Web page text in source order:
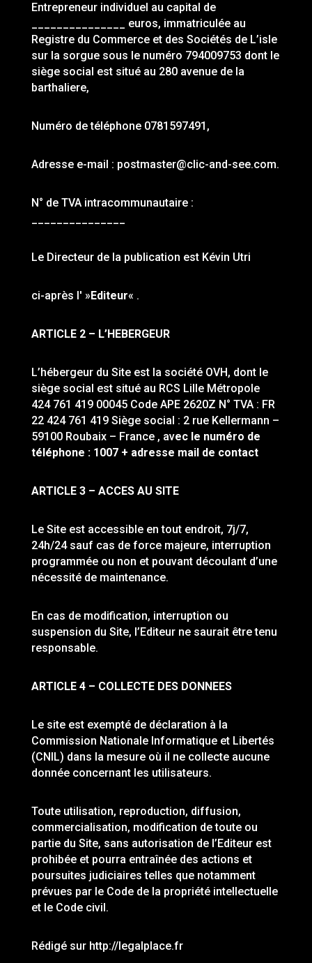
Entrepreneur individuel au capital de
_______________ euros, immatriculée au
Registre du Commerce et des Sociétés de L’isle
sur la sorgue sous le numéro 794009753 dont le
siège social est situé au 280 avenue de la
barthaliere,
Numéro de téléphone 0781597491,
Adresse e-mail : postmaster@clic-and-see.com.
N° de TVA intracommunautaire :
Le Directeur de la publication est Kévin Utri
ci-après l' »Editeur« .
ARTICLE 2 – L’HEBERGEUR
L’hébergeur du Site est la société OVH, dont le
siège social est situé au RCS Lille Métropole
424 761 419 00045 Code APE 2620Z N° TVA : FR
22 424 761 419 Siège social : 2 rue Kellermann –
59100 Roubaix – France , avec le numéro de
téléphone : 1007 + adresse mail de contact
ARTICLE 3 – ACCES AU SITE
Le Site est accessible en tout endroit, 7j/7,
24h/24 sauf cas de force majeure, interruption
programmée ou non et pouvant découlant d’une
nécessité de maintenance.
En cas de modification, interruption ou
suspension du Site, l’Editeur ne saurait être tenu
responsable.
ARTICLE 4 – COLLECTE DES DONNEES
Le site est exempté de déclaration à la
Commission Nationale Informatique et Libertés
(CNIL) dans la mesure où il ne collecte aucune
donnée concernant les utilisateurs.
Toute utilisation, reproduction, diffusion,
commercialisation, modification de toute ou
partie du Site, sans autorisation de l’Editeur est
prohibée et pourra entraînée des actions et
poursuites judiciaires telles que notamment
prévues par le Code de la propriété intellectuelle
et le Code civil.
Rédigé sur http://legalplace.fr